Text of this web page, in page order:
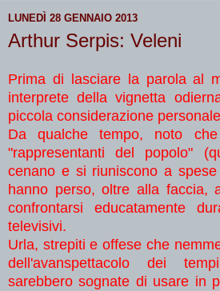
LUNEDÌ 28 GENNAIO 2013
Arthur Serpis: Veleni
Prima di lasciare la parola al
interprete della vignetta
piccola considerazione
Da qualche tempo, noto
"rappresentanti del popolo"
cenano e si riuniscono a
hanno perso, oltre alla faccia,
confrontarsi educatamente
televisivi.
Urla, strepiti e offese che
dell'avanspettacolo dei
sarebbero sognate di usare in